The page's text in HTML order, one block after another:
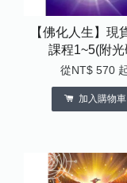
【佛化人生】現
課程1~5(附光
從 NT$ 570
加入購物車